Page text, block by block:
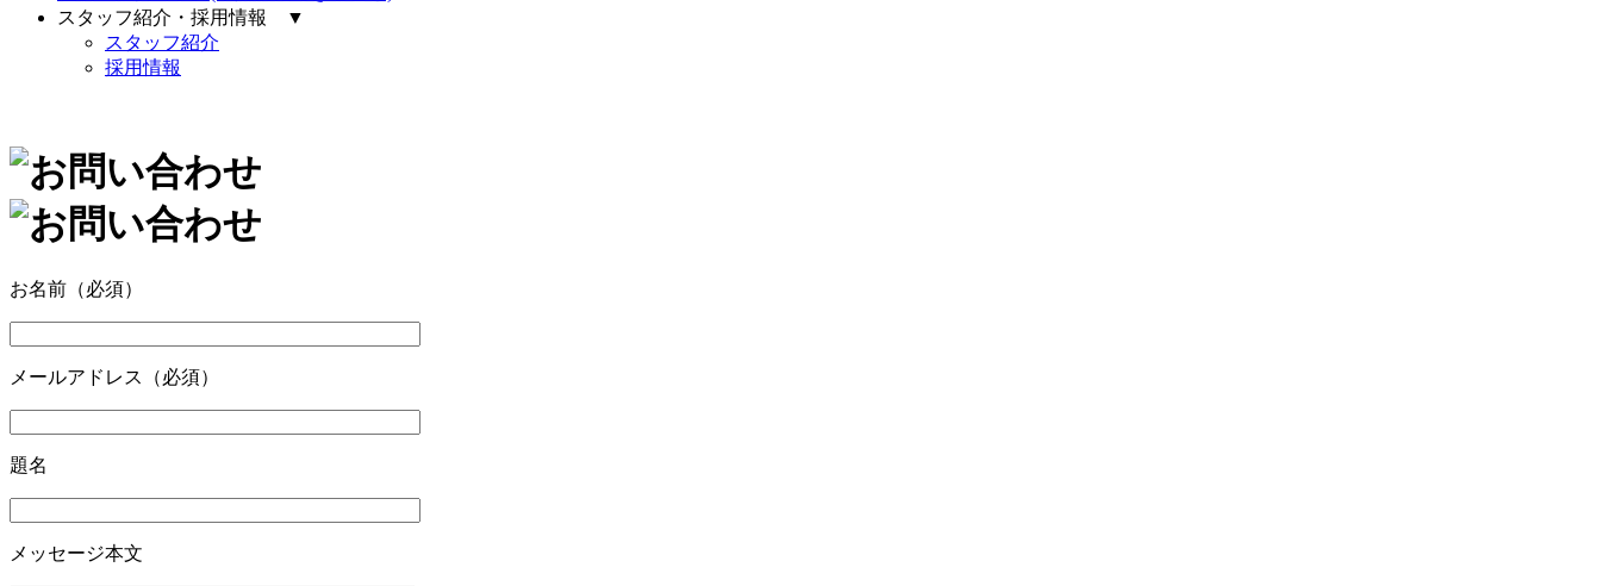
スタッフ紹介・採用情報 ▼
スタッフ紹介
採用情報
お名前（必須）
メールアドレス（必須）
題名
メッセージ本文